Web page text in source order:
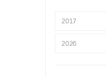
2017
2026